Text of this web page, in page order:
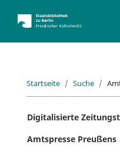
Startseite Suche
Digitalisierte
Amtspresse Preußens